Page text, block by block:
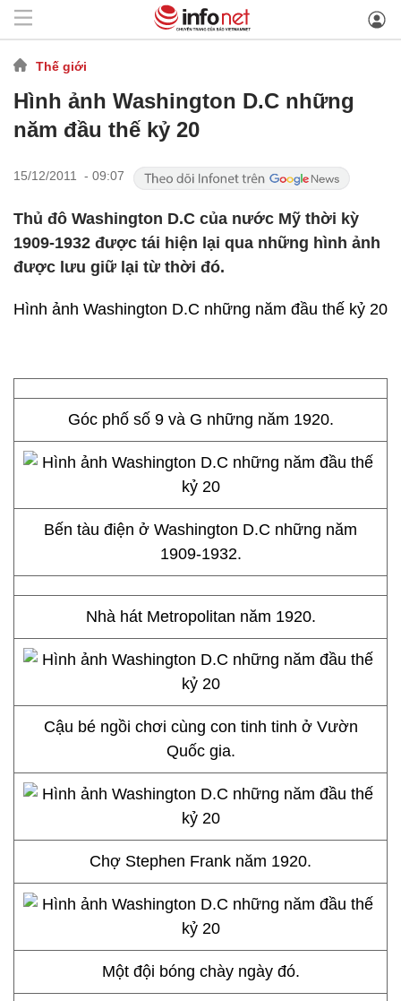
Thế giới
Hình ảnh Washington D.C những
năm đầu thế kỷ 20
15/12/2011 - 09:07
Thủ đô Washington D.C của nước Mỹ thời kỳ
1909-1932 được tái hiện lại qua những hình ảnh
được lưu giữ lại từ thời đó.
Hình ảnh Washington D.C những năm đầu thế kỷ 20
Góc phố số 9 và G những năm 1920.
Bến tàu điện ở Washington D.C những năm
1909-1932.
Nhà hát Metropolitan năm 1920.
Cậu bé ngồi chơi cùng con tinh tinh ở Vườn
Quốc gia.
Chợ Stephen Frank năm 1920.
Một đội bóng chày ngày đó.